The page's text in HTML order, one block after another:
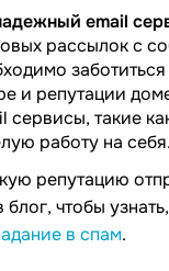
email
рассылок с
и репутации
сервисы, такие
работу на себя.
репутацию
чтобы узнать,
в спам.